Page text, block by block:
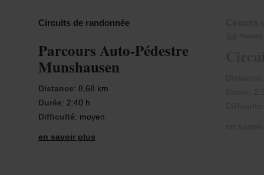
Circuits de randonnée
Parcours Auto-Pédestre
Munshausen
Distance: 8,68 km
Durée: 2:40 h
Difficulté: moyen
en savoir plus